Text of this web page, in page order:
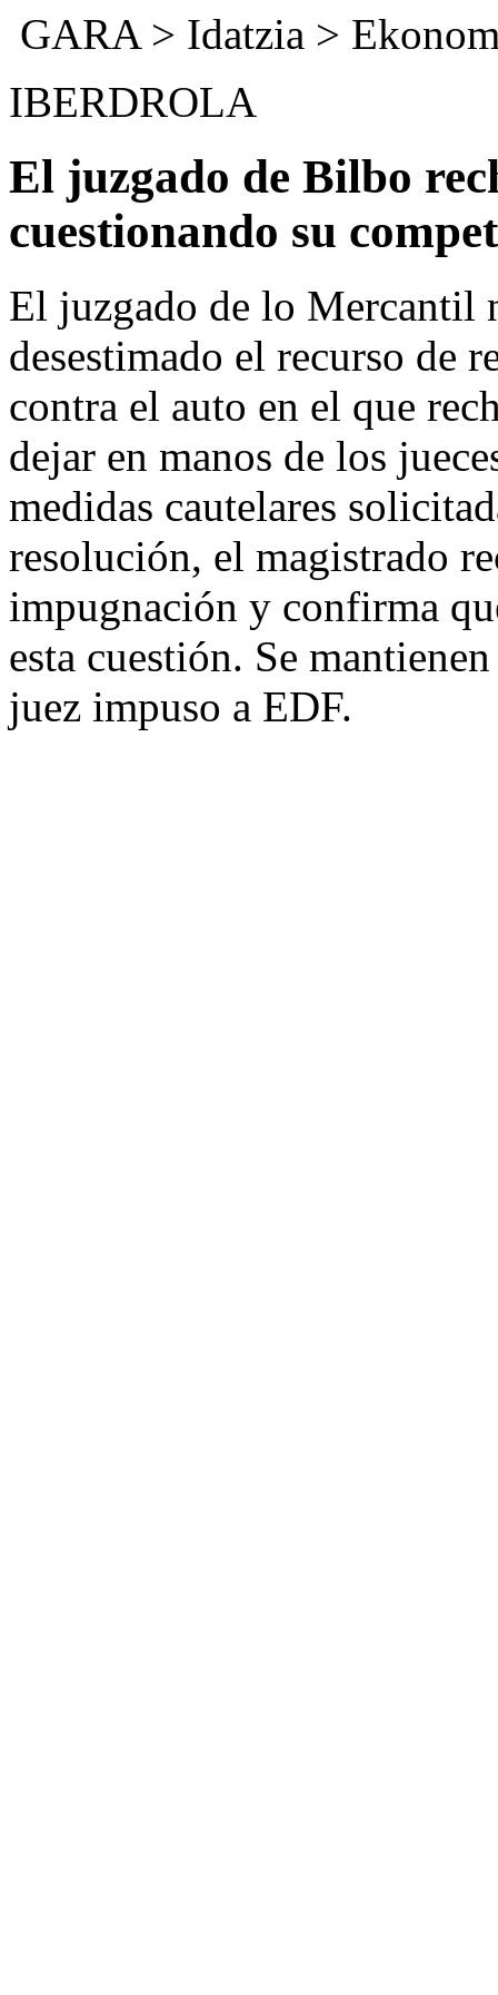
GARA> Idatzia >
IBERDROLA
El juzgado de Bilbo
cuestionando su
El juzgado de lo Mercantil
desestimado el recurso de
contra el auto en el que
dejar en manos de los
medidas cautelares
resolución, el magistrado
impugnación y confirma
esta cuestión. Se
juez impuso a EDF.